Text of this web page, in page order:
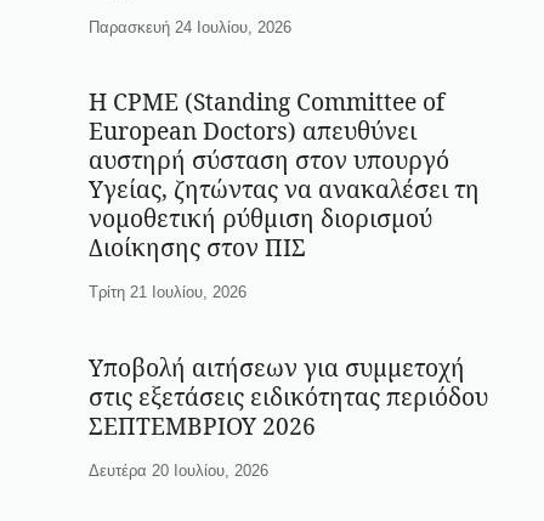
Παρασκευή 24 Ιουλίου, 2026
Η CPME (Standing Committee of
European Doctors) απευθύνει
αυστηρή σύσταση στον υπουργό
Υγείας, ζητώντας να ανακαλέσει τη
νομοθετική ρύθμιση διορισμού
Διοίκησης στον ΠΙΣ
Τρίτη 21 Ιουλίου, 2026
Υποβολή αιτήσεων για συμμετοχή
στις εξετάσεις ειδικότητας περιόδου
ΣΕΠΤΕΜΒΡΙΟΥ 2026
Δευτέρα 20 Ιουλίου, 2026